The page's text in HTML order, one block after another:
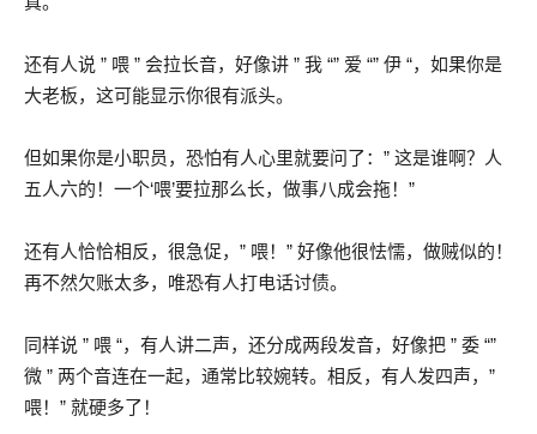
还有人说 ” 喂 ” 会拉长音，好像讲 ” 我 “” 爱 “” 伊 “，如果你是
大老板，这可能显示你很有派头。
但如果你是小职员，恐怕有人心里就要问了：” 这是谁啊？人
五人六的！一个‘喂’要拉那么长，做事八成会拖！”
还有人恰恰相反，很急促，” 喂！” 好像他很怯懦，做贼似的！
再不然欠账太多，唯恐有人打电话讨债。
同样说 ” 喂 “，有人讲二声，还分成两段发音，好像把 ” 委 “”
微 ” 两个音连在一起，通常比较婉转。相反，有人发四声，”
喂！” 就硬多了！